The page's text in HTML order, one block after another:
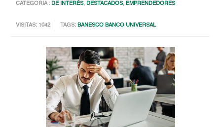
CATEGORIA :DE INTERÉS,DESTACADOS, EMPRENDEDORES
VISITAS: 1042 TAGS:BANESCO BANCO UNIVERSAL